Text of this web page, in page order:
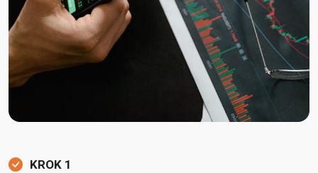
KROK 1